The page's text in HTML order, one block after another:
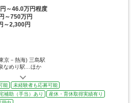
～46.0万円程度
～750万円
～2,300円
京－熱海) 三島駅
なめり駅…ほか
能
未経験者も応募可能
補助（手当）あり
産休・育休取得実績有り